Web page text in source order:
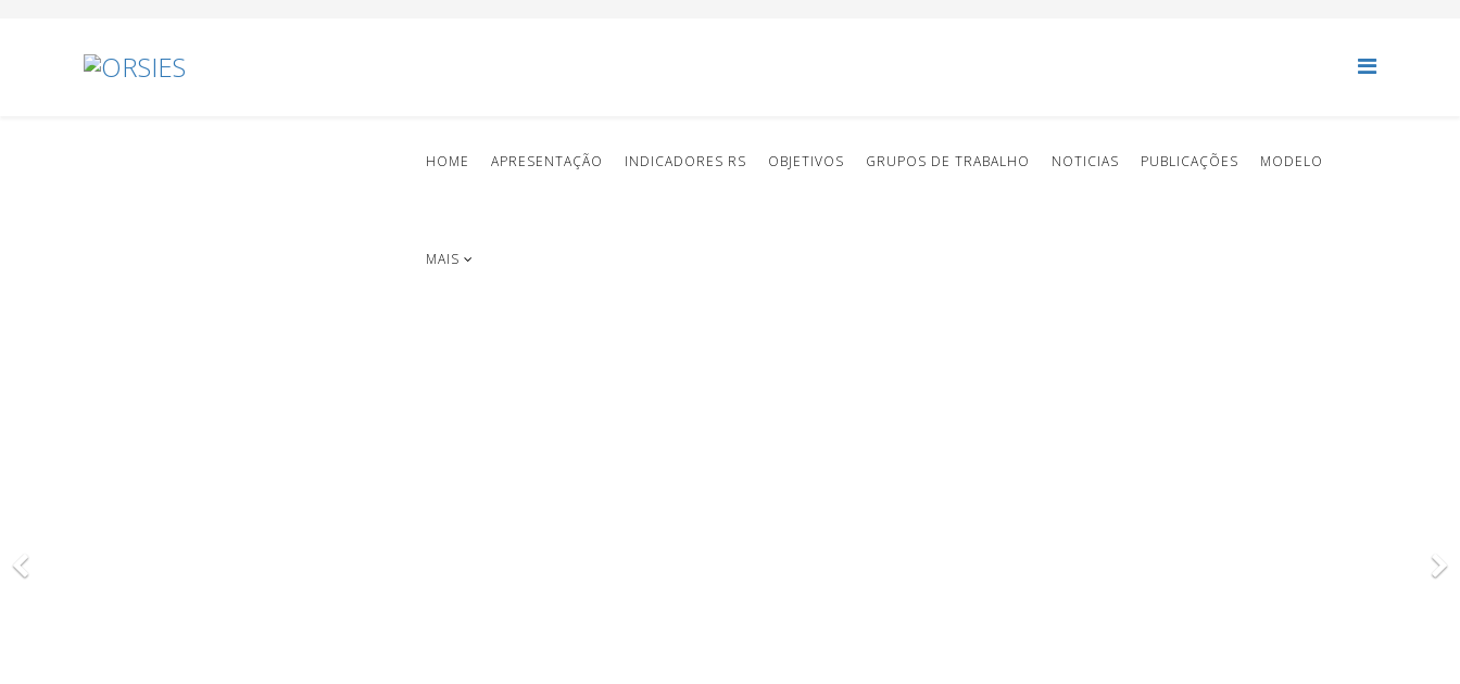
HOME APRESENTAÇÃO INDICADORES RS OBJETIVOS GRUPOS DE TRABALHO NOTICIAS PUBLICAÇÕES MODELO
MAIS